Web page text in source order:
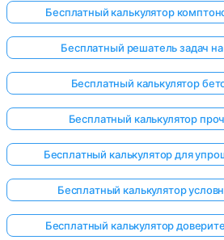
Бесплатный калькулятор
Бесплатный решатель задач
Бесплатный калькулятор
Бесплатный калькулятор
Бесплатный калькулятор для
Бесплатный калькулятор
Бесплатный калькулятор